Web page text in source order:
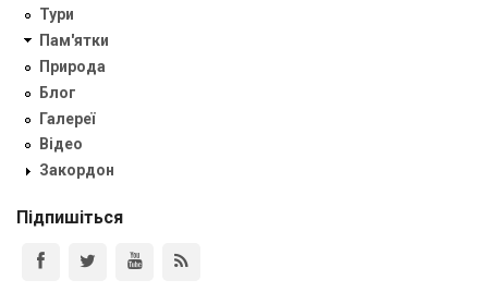
Тури
Пам'ятки
Природа
Блог
Галереї
Відео
Закордон
Підпишіться